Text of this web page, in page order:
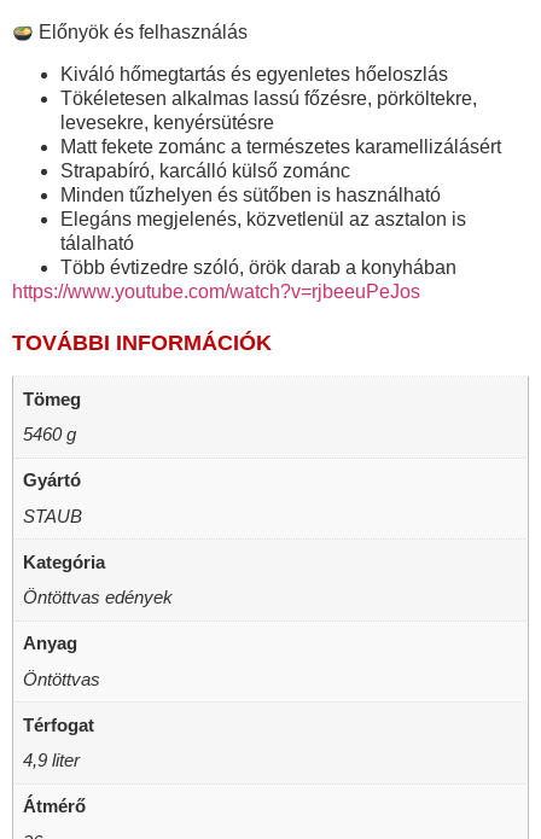
Előnyök és felhasználás
Kiváló hőmegtartás és egyenletes hőeloszlás
Tökéletesen alkalmas lassú főzésre, pörköltekre,
levesekre, kenyérsütésre
Matt fekete zománc a természetes karamellizálásért
Strapabíró, karcálló külső zománc
Minden tűzhelyen és sütőben is használható
Elegáns megjelenés, közvetlenül az asztalon is
tálalható
Több évtizedre szóló, örök darab a konyhában
https://www.youtube.com/watch?v=rjbeeuPeJos
TOVÁBBI INFORMÁCIÓK
Tömeg
5460 g
Gyártó
STAUB
Kategória
Öntöttvas edények
Anyag
Öntöttvas
Térfogat
4,9 liter
Átmérő